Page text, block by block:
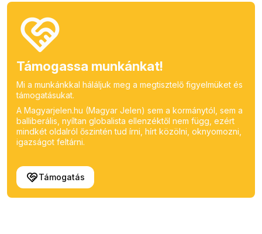
Támogassa munkánkat!
Mi a munkánkkal háláljuk meg a megtisztelő figyelmüket és
támogatásukat.
A Magyarjelen.hu (Magyar Jelen) sem a kormánytól, sem a
balliberális, nyíltan globalista ellenzéktől nem függ, ezért
mindkét oldalról őszintén tud írni, hírt közölni, oknyomozni,
igazságot feltárni.
Támogatás